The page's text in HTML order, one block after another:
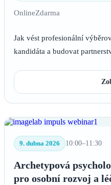
OnlineZdarma
Jak vést profesionální
kandidáta a budovat
9. dubna 2026 10:00–11:30
Archetypová
pro osobní rozvoj a